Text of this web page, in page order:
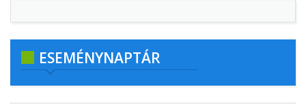
ESEMÉNYNAPTÁR